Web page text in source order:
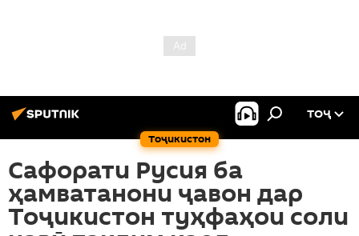
Тоҷикистон
ТОҶ
Сафорати Русия ба
ҳамватанони ҷавон дар
Тоҷикистон туҳфаҳои соли